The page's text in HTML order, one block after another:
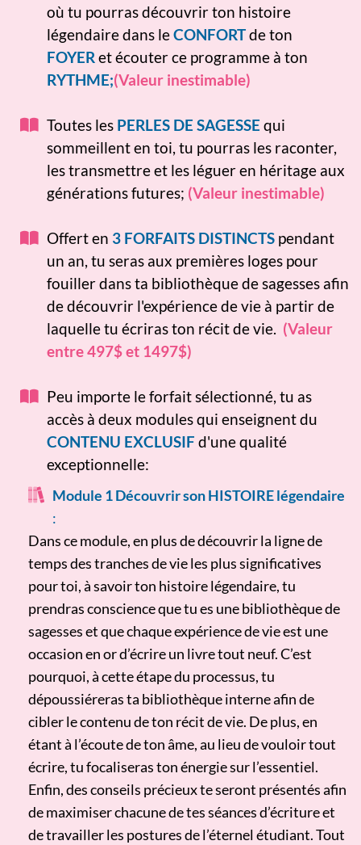
où tu pourras découvrir ton histoire
légendaire dans leCONFORTde ton
FOYERet écouter ce programme à ton
RYTHME;(Valeur inestimable)
Toutes les PERLES DE SAGESSE qui
sommeillent en toi, tu pourras les raconter,
les transmettre et les léguer en héritage aux
générations futures; (Valeur inestimable)
Offert en 3 FORFAITS DISTINCTS pendant
un an, tu seras aux premières loges pour
fouiller dans ta bibliothèque de sagesses afin
de découvrir l'expérience de vie à partir de
laquelle tu écriras ton récit de vie. (Valeur
entre 497$ et 1497$)
Peu importe le forfait sélectionné, tu as
accès à deux modules qui enseignent du
CONTENU EXCLUSIF d'une qualité
exceptionnelle:​
Module 1 Découvrir son HISTOIRE légendaire
:
Dans ce module, en plus de découvrir la ligne de
temps des tranches de vie les plus significatives
pour toi, à savoir ton histoire légendaire, tu
prendras conscience que tu es une bibliothèque de
sagesses et que chaque expérience de vie est une
occasion en or d’écrire un livre tout neuf. C’est
pourquoi, à cette étape du processus, tu
dépoussiéreras ta bibliothèque interne afin de
cibler le contenu de ton récit de vie. De plus, en
étant à l’écoute de ton âme, au lieu de vouloir tout
écrire, tu focaliseras ton énergie sur l’essentiel.
Enfin, des conseils précieux te seront présentés afin
de maximiser chacune de tes séances d’écriture et
de travailler les postures de l’éternel étudiant. Tout